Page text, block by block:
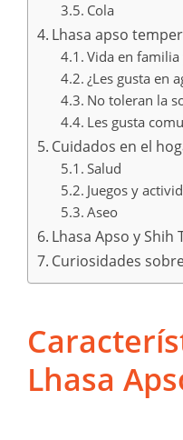
Cola
Lhasa apso
Vida en
¿Les gusta en
No toleran la
Les gusta
Cuidados en el
Salud
Juegos y
Aseo
Lhasa Apso y Shih
Curiosidades
Lhasa